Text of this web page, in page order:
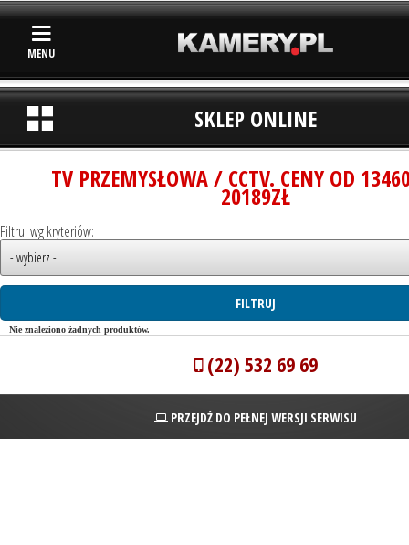
MENU
SKLEP ONLINE
TV PRZEMYSŁOWA / CCTV. CENY OD
20189ZŁ
Filtruj wg kryteriów:
Nie znaleziono żadnych produktów.
(22) 532 69 69
PRZEJDŹ DO PEŁNEJ WERSJI SERWISU